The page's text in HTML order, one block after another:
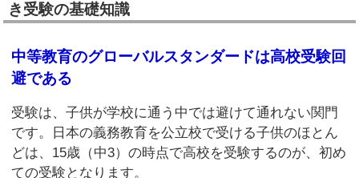
き受験の基礎知識
中等教育のグローバルスタンダードは高校受験回
避である
受験は、子供が学校に通う中では避けて通れない関門
です。日本の義務教育を公立校で受ける子供のほとん
どは、15歳（中3）の時点で高校を受験するのが、初め
ての受験となります。